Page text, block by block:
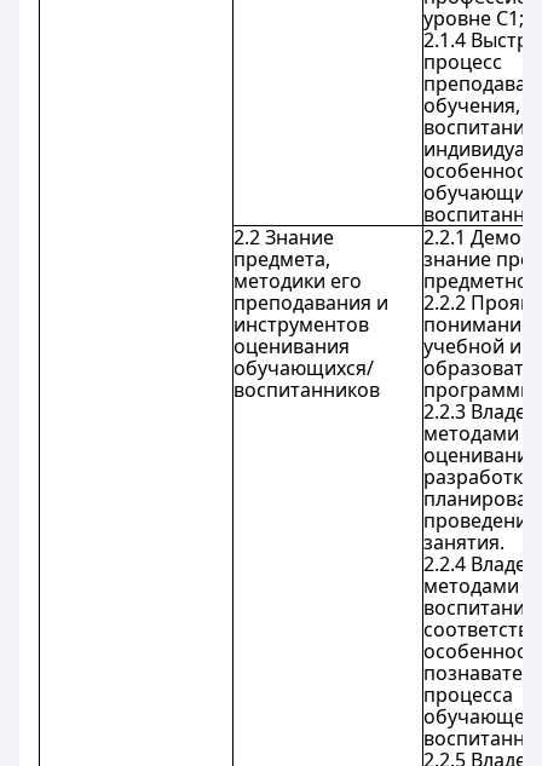
уровне C1;
2.1.4
процесс
обучения,
воспитания
2.2 Знание
предмета,
методики его
преподавания и
инструментов
оценивания
обучающихся/
воспитанников
2.2.1
знание
2.2.2
понимание
учебной и
программы.
2.2.3
методами
разработке,
занятия.
2.2.4
методами
воспитания
процесса
2.2.5